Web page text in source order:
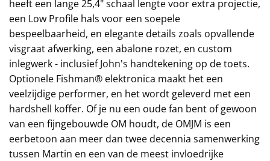
heeft een lange 25,4" schaal lengte voor extra projectie,
een Low Profile hals voor een soepele
bespeelbaarheid, en elegante details zoals opvallende
visgraat afwerking, een abalone rozet, en custom
inlegwerk - inclusief John's handtekening op de toets.
Optionele Fishman® elektronica maakt het een
veelzijdige performer, en het wordt geleverd met een
hardshell koffer. Of je nu een oude fan bent of gewoon
van een fijngebouwde OM houdt, de OMJM is een
eerbetoon aan meer dan twee decennia samenwerking
tussen Martin en een van de meest invloedrijke